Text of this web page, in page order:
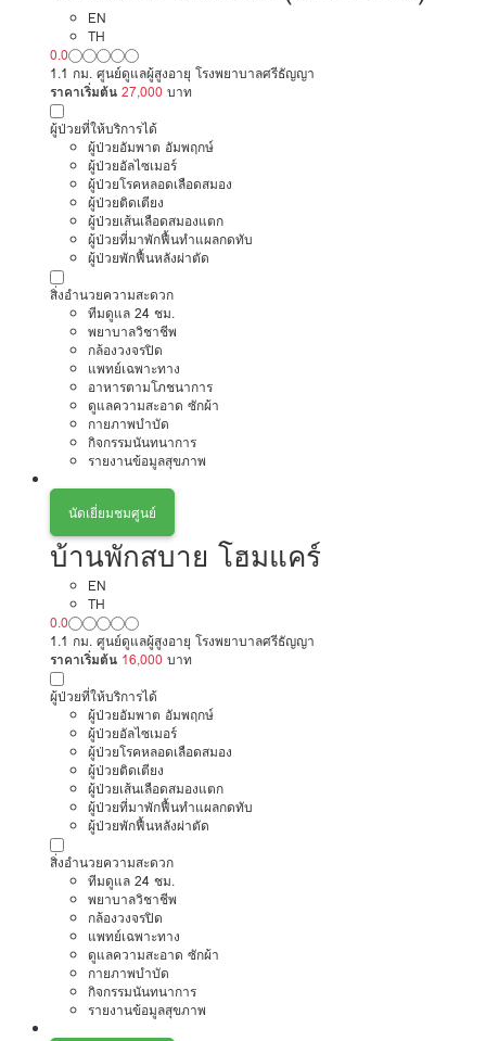
EN
TH
0.0
1.1 กม. ศูนย์ดูแลผู้สูงอายุ โรงพยาบาลศรีธัญญา
ราคาเริ่มต้น 27,000 บาท
ผู้ป่วยที่ให้บริการได้
ผู้ป่วยอัมพาต อัมพฤกษ์
ผู้ป่วยอัลไซเมอร์
ผู้ป่วยโรคหลอดเลือดสมอง
ผู้ป่วยติดเตียง
ผู้ป่วยเส้นเลือดสมองแตก
ผู้ป่วยที่มาพักฟื้นทำแผลกดทับ
ผู้ป่วยพักฟื้นหลังผ่าตัด
สิ่งอำนวยความสะดวก
ทีมดูแล 24 ชม.
พยาบาลวิชาชีพ
กล้องวงจรปิด
แพทย์เฉพาะทาง
อาหารตามโภชนาการ
ดูแลความสะอาด ซักผ้า
กายภาพบำบัด
กิจกรรมนันทนาการ
รายงานข้อมูลสุขภาพ
นัดเยี่ยมชมศูนย์
บ้านพักสบาย โฮมแคร์
EN
TH
0.0
1.1 กม. ศูนย์ดูแลผู้สูงอายุ โรงพยาบาลศรีธัญญา
ราคาเริ่มต้น 16,000 บาท
ผู้ป่วยที่ให้บริการได้
ผู้ป่วยอัมพาต อัมพฤกษ์
ผู้ป่วยอัลไซเมอร์
ผู้ป่วยโรคหลอดเลือดสมอง
ผู้ป่วยติดเตียง
ผู้ป่วยเส้นเลือดสมองแตก
ผู้ป่วยที่มาพักฟื้นทำแผลกดทับ
ผู้ป่วยพักฟื้นหลังผ่าตัด
สิ่งอำนวยความสะดวก
ทีมดูแล 24 ชม.
พยาบาลวิชาชีพ
กล้องวงจรปิด
แพทย์เฉพาะทาง
ดูแลความสะอาด ซักผ้า
กายภาพบำบัด
กิจกรรมนันทนาการ
รายงานข้อมูลสุขภาพ